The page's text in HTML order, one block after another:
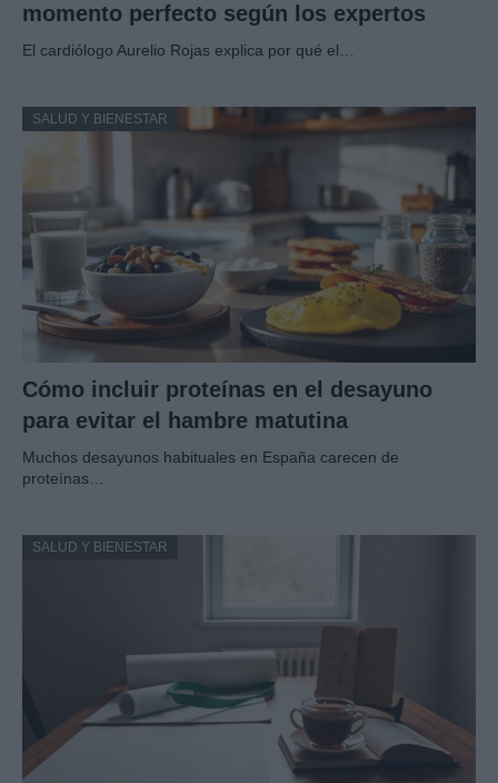
momento perfecto según los expertos
El cardiólogo Aurelio Rojas explica por qué el…
SALUD Y BIENESTAR
Cómo incluir proteínas en el desayuno
para evitar el hambre matutina
Muchos desayunos habituales en España carecen de
proteínas…
SALUD Y BIENESTAR